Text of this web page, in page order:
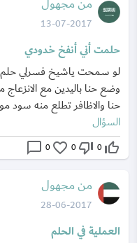
13-07-2017
حلمت أني أنفخ خدودي
لو سمحت ياشيخ فسرلي حلم
وضع حنا باليدين مع
حنا والاظافر تطلع منه سود
السؤال
thumb_up_off_alt
0
thumb_down_off_alt
0
favorite_border
0
chat_bubble_outline
من مجهول
28-06-2017
العملية في الحلم